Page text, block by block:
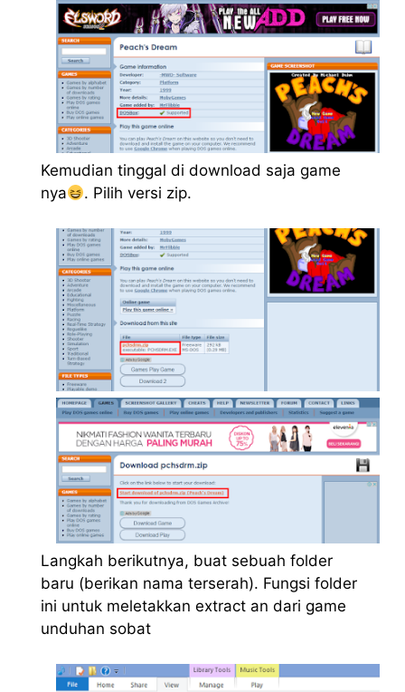
Kemudian tinggal di download saja game
nya
. Pilih versi zip.
Langkah berikutnya, buat sebuah folder
baru (berikan nama terserah). Fungsi folder
ini untuk meletakkan extract an dari game
unduhan sobat